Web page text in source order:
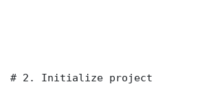
# 2. Initialize project